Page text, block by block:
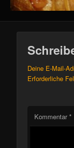
Deine E-Mail-
Erforderliche
Kommentar*